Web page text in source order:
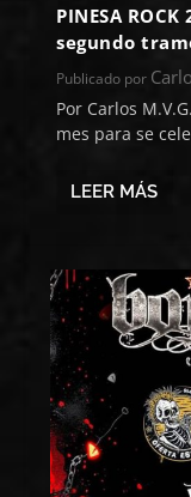
PINESA
segundo
Publicado por
Por Carlos
mes para se
LEER MÁS